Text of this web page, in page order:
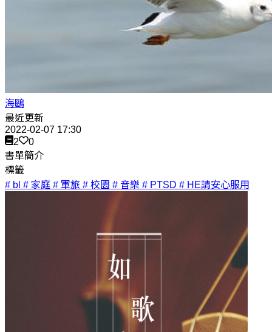
海鷗
最近更新
2022-02-07 17:30
2
0
書單簡介
標籤
# bl # 家庭 # 軍旅 # 校園 # 音樂 # PTSD # HE請安心服用